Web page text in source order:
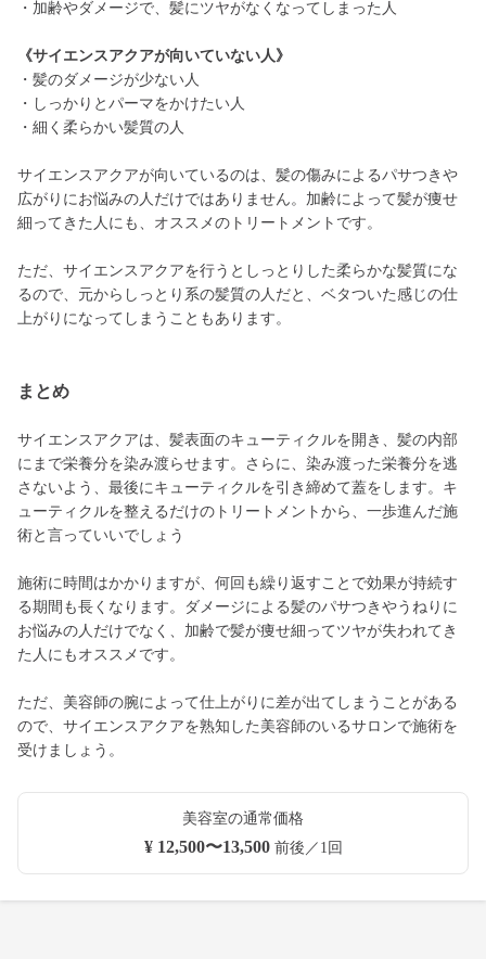
・加齢やダメージで、髪にツヤがなくなってしまった人
《サイエンスアクアが向いていない人》
・髪のダメージが少ない人
・しっかりとパーマをかけたい人
・細く柔らかい髪質の人
サイエンスアクアが向いているのは、髪の傷みによるパサつきや
広がりにお悩みの人だけではありません。加齢によって髪が痩せ
細ってきた人にも、オススメのトリートメントです。
ただ、サイエンスアクアを行うとしっとりした柔らかな髪質にな
るので、元からしっとり系の髪質の人だと、ベタついた感じの仕
上がりになってしまうこともあります。
まとめ
サイエンスアクアは、髪表面のキューティクルを開き、髪の内部
にまで栄養分を染み渡らせます。さらに、染み渡った栄養分を逃
さないよう、最後にキューティクルを引き締めて蓋をします。キ
ューティクルを整えるだけのトリートメントから、一歩進んだ施
術と言っていいでしょう
施術に時間はかかりますが、何回も繰り返すことで効果が持続す
る期間も長くなります。ダメージによる髪のパサつきやうねりに
お悩みの人だけでなく、加齢で髪が痩せ細ってツヤが失われてき
た人にもオススメです。
ただ、美容師の腕によって仕上がりに差が出てしまうことがある
ので、サイエンスアクアを熟知した美容師のいるサロンで施術を
受けましょう。
美容室の通常価格
¥ 12,500〜13,500前後／1回